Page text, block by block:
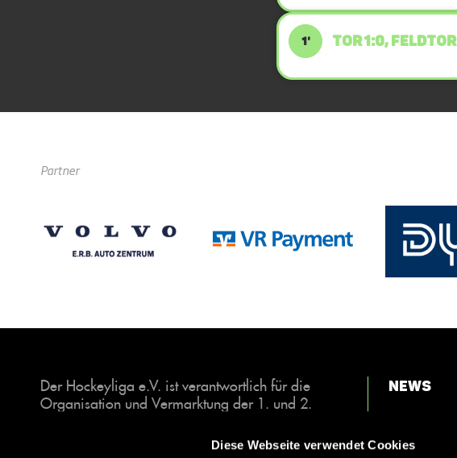
Diese Webseite verwendet Cookies
1' TOR 1:0, FELDTOR
Partner
Der Hockeyliga e.V. ist verantwortlich für die
Organisation und Vermarktung der 1. und 2.
Halle. Insgesamt sind über 60 Vereine unter dem
News